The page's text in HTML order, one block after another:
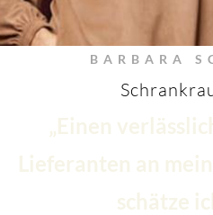
BARBARA
„Einen
Lieferanten an
schätze